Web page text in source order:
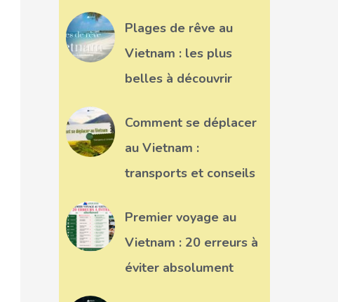
Plages de rêve au
Vietnam : les plus
belles à découvrir
Comment se déplacer
au Vietnam :
transports et conseils
Premier voyage au
Vietnam : 20 erreurs à
éviter absolument